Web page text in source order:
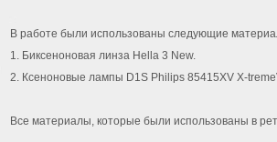
В работе были использованы следующие
1. Биксеноновая линза Hella 3 New.
2. Ксеноновые лампы D1S Philips 85415XV X-
Все материалы, которые были использованы в